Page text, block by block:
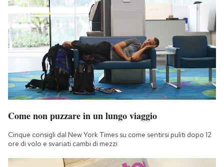
Come non puzzare in un lungo viaggio
Cinque consigli dal New York Times su come sentirsi puliti dopo 12
ore di volo e svariati cambi di mezzi